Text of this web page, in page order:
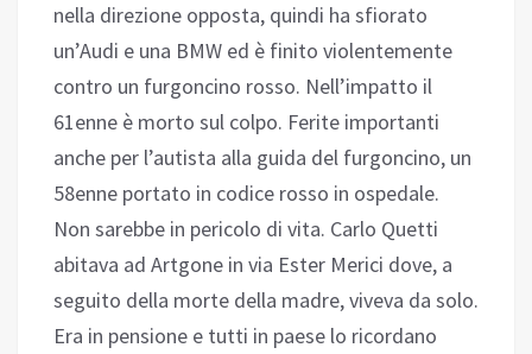
nella direzione opposta, quindi ha sfiorato
un’Audi e una BMW ed è finito violentemente
contro un furgoncino rosso. Nell’impatto il
61enne è morto sul colpo. Ferite importanti
anche per l’autista alla guida del furgoncino, un
58enne portato in codice rosso in ospedale.
Non sarebbe in pericolo di vita. Carlo Quetti
abitava ad Artgone in via Ester Merici dove, a
seguito della morte della madre, viveva da solo.
Era in pensione e tutti in paese lo ricordano